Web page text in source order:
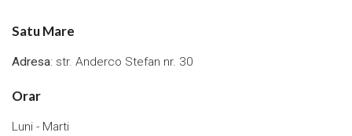
Satu Mare
Adresa: str. Anderco Stefan nr. 30
Orar
Luni - Marti